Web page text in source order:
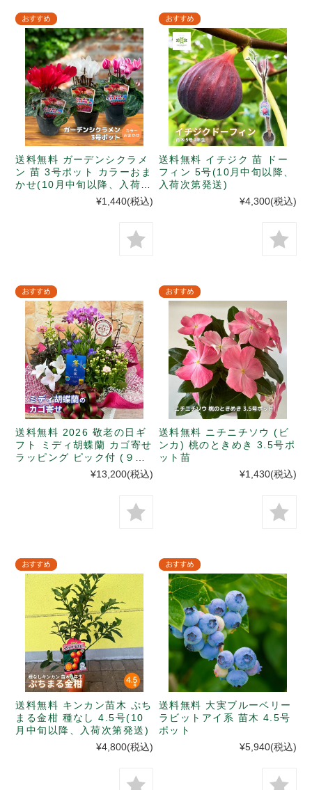
送料無料 ガーデンシクラメ
ン 苗 3号ポット カラーおま
かせ(10月中旬以降、入荷次
¥1,440(税込)
送料無料 イチジク 苗 ドー
フィン 5号(10月中旬以降、
入荷次第発送)
¥4,300(税込)
送料無料 2026 敬老の日ギ
フト ミディ胡蝶蘭 カゴ寄せ
ラッピング ピック付 (９月
１９-２０日発送 ※日付指定
¥13,200(税込)
送料無料 ニチニチソウ (ビ
ンカ) 桃のときめき 3.5号ポ
ット苗
¥1,430(税込)
送料無料 キンカン苗木 ぷち
まる金柑 種なし 4.5号(10
月中旬以降、入荷次第発送)
¥4,800(税込)
送料無料 大実ブルーベリー
ラビットアイ系 苗木 4.5号
ポット
¥5,940(税込)